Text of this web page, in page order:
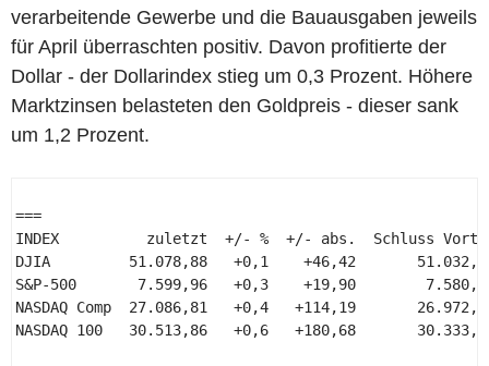
verarbeitende Gewerbe und die Bauausgaben jeweils
für April überraschten positiv. Davon profitierte der
Dollar - der Dollarindex stieg um 0,3 Prozent. Höhere
Marktzinsen belasteten den Goldpreis - dieser sank
um 1,2 Prozent.
===
INDEX          zuletzt  +/- %  +/- abs.  Schluss
DJIA         51.078,88   +0,1    +46,42
S&P-500       7.599,96   +0,3    +19,90
NASDAQ Comp  27.086,81   +0,4   +114,19
NASDAQ 100   30.513,86   +0,6   +180,68